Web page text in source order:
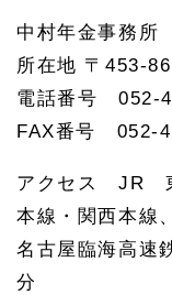
中村年金事務所
所在地 〒453-
電話番号 052-
FAX番号 052-
アクセス JR 東
本線・関西本線
名古屋臨海高速
分